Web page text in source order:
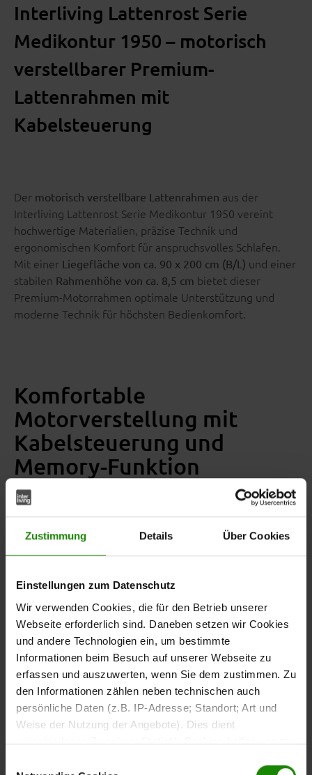
Zustimmung Details Über Cookies
Einstellungen zum Datenschutz
Wir verwenden Cookies, die für den Betrieb unserer
Webseite erforderlich sind. Daneben setzen wir Cookies
und andere Technologien ein, um bestimmte
Informationen beim Besuch auf unserer Webseite zu
erfassen und auszuwerten, wenn Sie dem zustimmen. Zu
den Informationen zählen neben technischen auch
persönliche Daten (z.B. IP-Adresse; Standort; Art und
Weise der Nutzung der Angebote). Dies dient
verschiedenen Zwecken: Statistik Cookies helfen uns zu
Interliving Lattenrost Serie
Medikontur 1950 – motorisch
verstellbarer Premium-
Lattenrahmen mit
Kabelsteuerung
Der motorisch verstellbare Lattenrahmen aus der
Interliving Lattenrost Serie Medikontur 1950 vereint
hochwertige Materialien, präzise Technik und
ergonomischen Komfort für anspruchsvolles Schlafen.
Mit einer Liegefläche von ca. 90 x 200 cm (B/L) und einer
stabilen Rahmenhöhe von ca. 8,5 cm bietet dieser
Premium-Motorrahmen optimale Unterstützung und
moderne Technik für höchsten Bedienkomfort.
Komfortable
Motorverstellung mit
Kabelsteuerung und
Memory-Funktion
Zwei leistungsstarke, geräuscharme Motoren
ermöglichen dir die stufenlose und punktgenaue
Verstellung von Kopf- und Fußteil – ganz einfach per
Lesen, Fernsehen oder zum entspannten Schlafen.
speichert deine Lieblingsposition, sodass du sie auf
Knopfdruck immer wieder abrufen kannst.
Robuste Konstruktion aus
hochwertigem Buchenholz